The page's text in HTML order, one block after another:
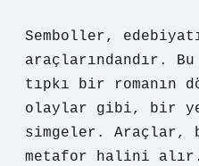
Semboller,
araçlarındandır.
tıpkı bir romanın
olaylar gibi, bir
simgeler. Araçlar,
metafor halini